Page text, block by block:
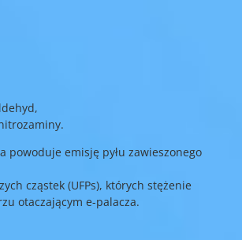
powoduje emisję pyłu zawieszonego
cząstek (UFPs), których stężenie
otaczającym e-palacza.